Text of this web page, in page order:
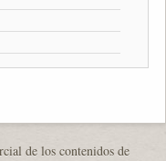
de los contenidos de